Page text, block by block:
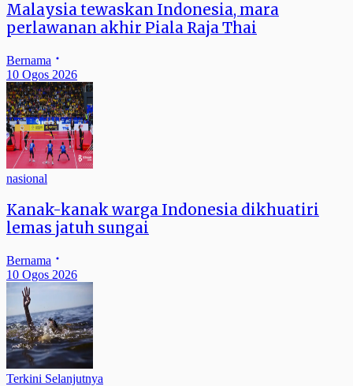
Malaysia tewaskan Indonesia, mara
perlawanan akhir Piala Raja Thai
Bernama
10 Ogos 2026
nasional
Kanak-kanak warga Indonesia dikhuatiri
lemas jatuh sungai
Bernama
10 Ogos 2026
Terkini Selanjutnya